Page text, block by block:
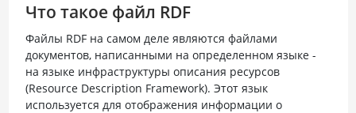
Что такое файл RDF
Файлы RDF на самом деле являются файлами
документов, написанными на определенном языке -
на языке инфраструктуры описания ресурсов
(Resource Description Framework). Этот язык
используется для отображения информации о